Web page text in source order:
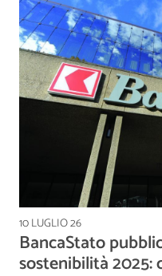
10 LUGLIO 26
BancaStato
sostenibilità 2025: